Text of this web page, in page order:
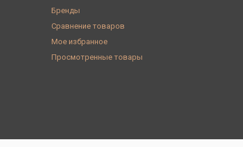
Бренды
Сравнение товаров
Мое избранное
Просмотренные товары